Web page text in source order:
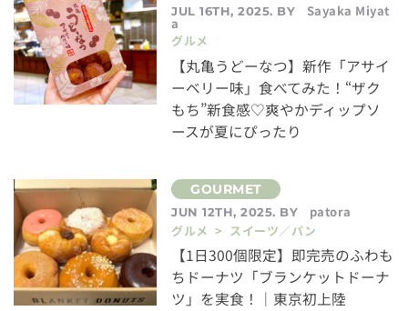
JUL 16TH, 2025. BY Sayaka Miyat
a
グルメ
【丸亀うどーなつ】新作「アサイ
ーベリー味」食べてみた！“ザク
もち”新食感♡爽やかディップソ
ースが夏にぴったり
JUN 12TH, 2025. BY
patora
グルメ > スイーツ／パン
【1日300個限定】即完売のふわも
ちドーナツ「ブランケットドーナ
ツ」を実食！｜東京初上陸